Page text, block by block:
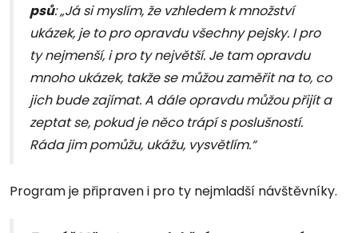
psů: „Já si myslím, že vzhledem k množství
ukázek, je to pro opravdu všechny pejsky. I pro
ty nejmenší, i pro ty největší. Je tam opravdu
mnoho ukázek, takže se můžou zaměřit na to, co
jich bude zajímat. A dále opravdu můžou přijít a
zeptat se, pokud je něco trápí s poslušností.
Ráda jim pomůžu, ukážu, vysvětlím.“
Program je připraven i pro ty nejmladší návštěvníky.